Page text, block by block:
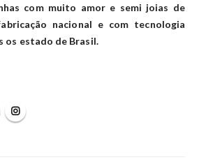
com muito amor e semi joias de
nacional e com tecnologia
os estado de Brasil.